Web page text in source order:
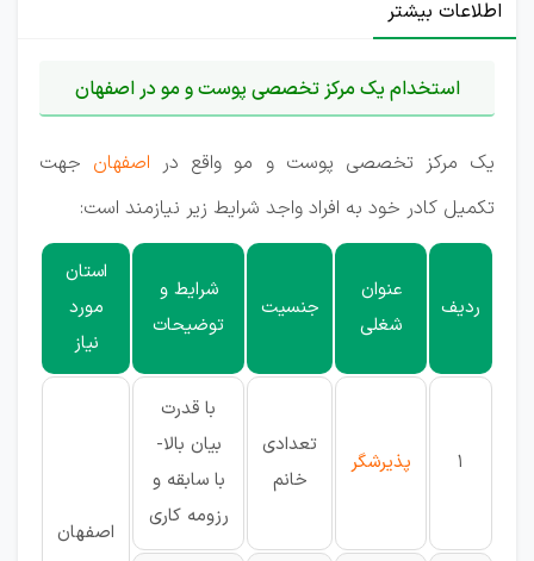
اطلاعات بیشتر
استخدام یک مرکز تخصصی پوست و مو در اصفهان
یک مرکز تخصصی پوست و مو واقع در اصفهان جهت
تکمیل کادر خود به افراد واجد شرایط زیر نیازمند است:
ردیف
عنوان
شغلی
جنسیت
شرایط و
توضیحات
استان
مورد
نیاز
1 پذیرشگر
تعدادی
خانم
با قدرت
بیان بالا-
با سابقه و
رزومه کاری
اصفهان